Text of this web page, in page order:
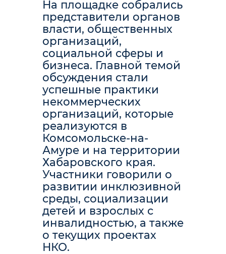
На площадке собрались
представители органов
власти, общественных
организаций,
социальной сферы и
бизнеса. Главной темой
обсуждения стали
успешные практики
некоммерческих
организаций, которые
реализуются в
Комсомольске-на-
Амуре и на территории
Хабаровского края.
Участники говорили о
развитии инклюзивной
среды, социализации
детей и взрослых с
инвалидностью, а также
о текущих проектах
НКО.